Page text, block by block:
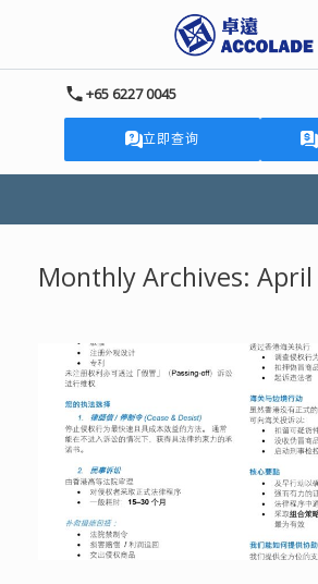
+65 6227 0045
立即查询
Monthly Archives: April